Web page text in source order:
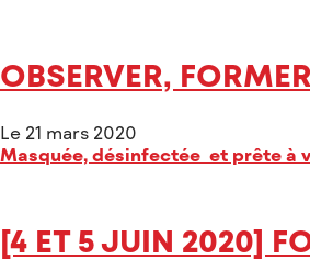
OBSERVER,
Le 21 mars 2020
Masquée, désinfectée et prête à
[4 ET 5 JUIN 2020]